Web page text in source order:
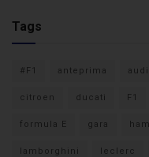
Tags
#F1 anteprima audi
citroen ducati F1
formula E gara
lamborghini leclerc